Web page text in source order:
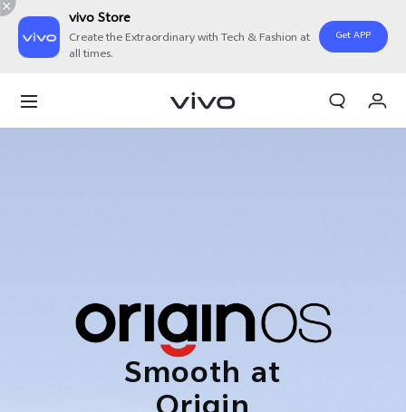
vivo Store
Create the Extraordinary with Tech & Fashion at
all times.
Get APP
Smooth at
Origin